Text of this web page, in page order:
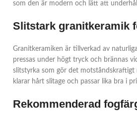
som den är modern och lätt att
Slitstark granitkeramik
Granitkeramiken är tillverkad av
pressas under högt tryck och brännas
slitstyrka som gör det motståndskraftigt
klarar hårt slitage och passar lika bra i
Rekommenderad